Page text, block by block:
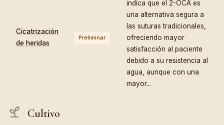
Cicatrización
de heridas
Preliminar
indica que el 2-OCA es
una alternativa segura a
las suturas tradicionales,
ofreciendo mayor
satisfacción al paciente
debido a su resistencia al
agua, aunque con una
mayor...
Cultivo